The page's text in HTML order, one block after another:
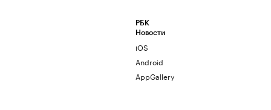
РБК
Новости
iOS
Android
AppGallery